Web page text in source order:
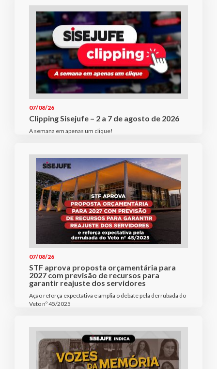
07/08/26
Clipping Sisejufe – 2 a 7 de agosto de 2026
A semana em apenas um clique!
07/08/26
STF aprova proposta orçamentária para
2027 com previsão de recursos para
garantir reajuste dos servidores
Ação reforça expectativa e amplia o debate pela derrubada do
Veto nº 45/2025